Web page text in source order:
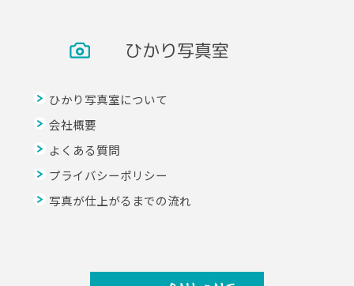
ひかり写真室
ひかり写真室について
会社概要
よくある質問
プライバシーポリシー
写真が仕上がるまでの流れ